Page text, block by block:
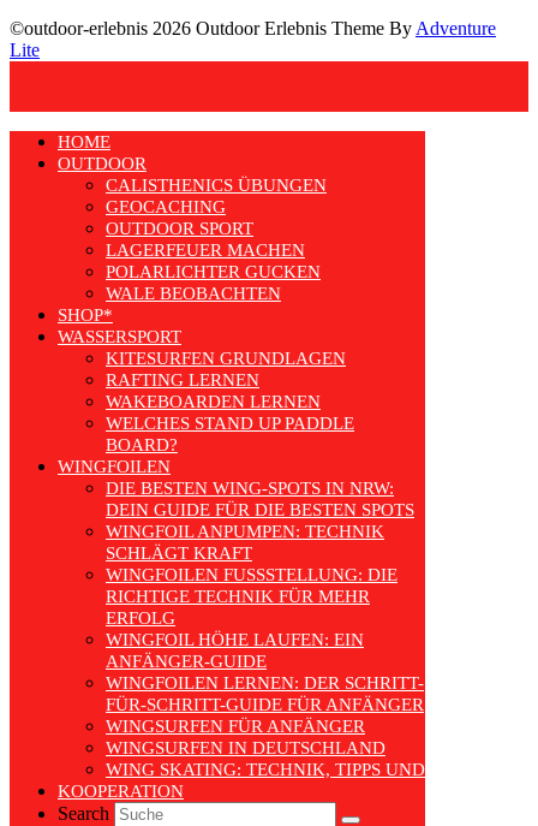
©outdoor-erlebnis 2026 Outdoor Erlebnis Theme By Adventure
Lite
HOME
OUTDOOR
CALISTHENICS ÜBUNGEN
GEOCACHING
OUTDOOR SPORT
LAGERFEUER MACHEN
POLARLICHTER GUCKEN
WALE BEOBACHTEN
SHOP*
WASSERSPORT
KITESURFEN GRUNDLAGEN
RAFTING LERNEN
WAKEBOARDEN LERNEN
WELCHES STAND UP PADDLE
BOARD?
WINGFOILEN
DIE BESTEN WING-SPOTS IN NRW:
DEIN GUIDE FÜR DIE BESTEN SPOTS
WINGFOIL ANPUMPEN: TECHNIK
SCHLÄGT KRAFT
WINGFOILEN FUSSSTELLUNG: DIE R
ICHTIGE TECHNIK FÜR MEHR E
RFOLG
WINGFOIL HÖHE LAUFEN: EIN
ANFÄNGER-GUIDE
WINGFOILEN LERNEN: DER SCHRITT-
FÜR-SCHRITT-GUIDE FÜR ANFÄNGER
WINGSURFEN FÜR ANFÄNGER
WINGSURFEN IN DEUTSCHLAND
WING SKATING: TECHNIK, TIPPS UND TRENDS
KOOPERATION
Search